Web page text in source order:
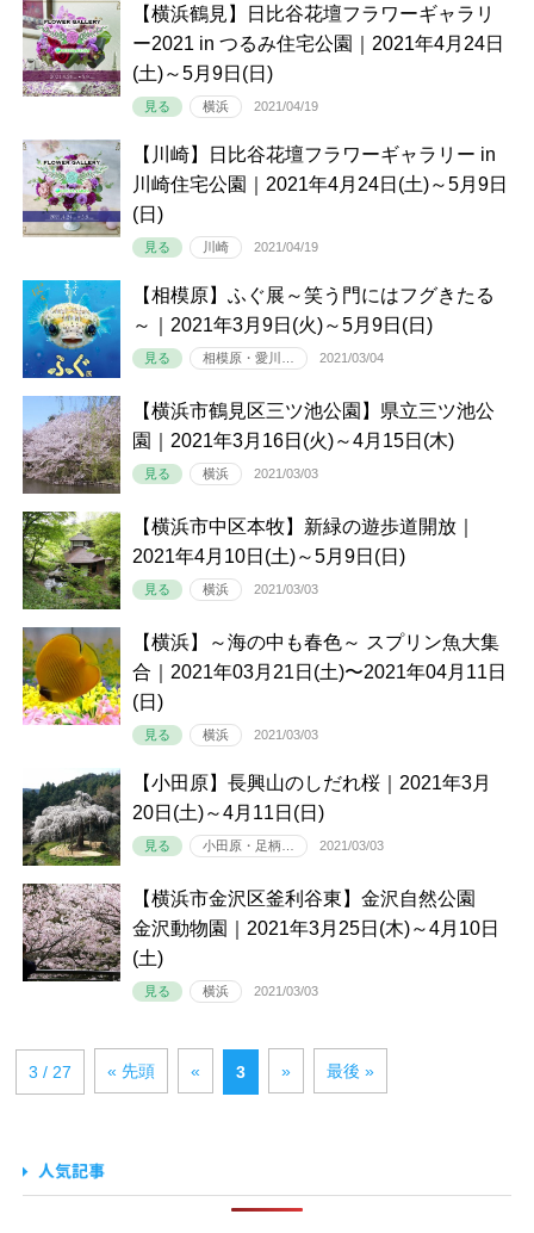
【横浜鶴見】日比谷花壇フラワーギャラリ
ー2021 in つるみ住宅公園｜2021年4月24日
(土)～5月9日(日)
見る 横浜 2021/04/19
【川崎】日比谷花壇フラワーギャラリー in
川崎住宅公園｜2021年4月24日(土)～5月9日
(日)
見る 川崎 2021/04/19
【相模原】ふぐ展～笑う門にはフグきたる
～｜2021年3月9日(火)～5月9日(日)
見る 相模原・愛川… 2021/03/04
【横浜市鶴見区三ツ池公園】県立三ツ池公
園｜2021年3月16日(火)～4月15日(木)
見る 横浜 2021/03/03
【横浜市中区本牧】新緑の遊歩道開放｜
2021年4月10日(土)～5月9日(日)
見る 横浜 2021/03/03
【横浜】～海の中も春色～ スプリン魚大集
合｜2021年03月21日(土)〜2021年04月11日
(日)
見る 横浜 2021/03/03
【小田原】長興山のしだれ桜｜2021年3月
20日(土)～4月11日(日)
見る 小田原・足柄… 2021/03/03
【横浜市金沢区釜利谷東】金沢自然公園
金沢動物園｜2021年3月25日(木)～4月10日
(土)
見る 横浜 2021/03/03
3 / 27 « 先頭 « 3 » 最後 »